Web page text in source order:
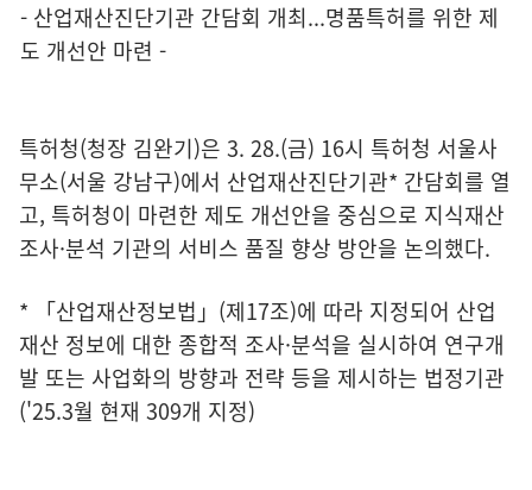
- 산업재산진단기관 간담회 개최...명품특허를 위한 제
도 개선안 마련 -
특허청(청장 김완기)은 3. 28.(금) 16시 특허청 서울사
무소(서울 강남구)에서 산업재산진단기관* 간담회를 열
고, 특허청이 마련한 제도 개선안을 중심으로 지식재산
조사·분석 기관의 서비스 품질 향상 방안을 논의했다.
* 「산업재산정보법」(제17조)에 따라 지정되어 산업
재산 정보에 대한 종합적 조사·분석을 실시하여 연구개
발 또는 사업화의 방향과 전략 등을 제시하는 법정기관
('25.3월 현재 309개 지정)